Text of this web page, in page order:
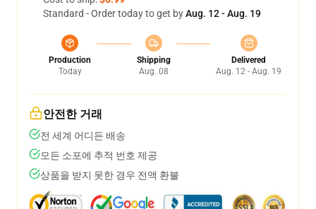
Standard - Order today to get byAug. 12 - Aug. 19
Production
Today
Shipping
Aug. 08
Delivered
Aug. 12 - Aug. 19
안전한 거래
전 세계 어디든 배송
모든 소포에 추적 번호 제공
상품을 받지 못한 경우 전액 환불